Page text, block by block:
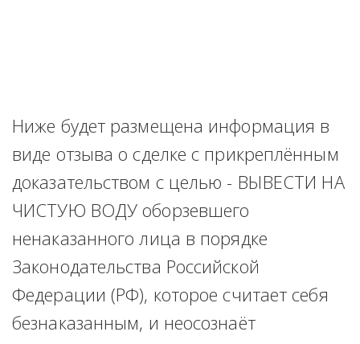
Ниже будет размещена информация в
виде отзыва о сделке с прикреплённым
доказательством с целью - ВЫВЕСТИ НА
ЧИСТУЮ ВОДУ оборзевшего
ненаказанного лица в порядке
Законодательства Российской
Федерации (РФ), которое считает себя
безнаказанным, и неосознаёт